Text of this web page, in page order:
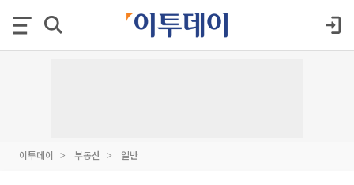
이투데이 부동산 일반